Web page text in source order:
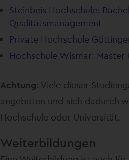
Steinbeis Hochschule:
Qualitätsmanagement
Private Hochschule
Hochschule Wismar:
Achtung: Viele dieser
angeboten und sich dadurch
Hochschule oder Universität.
Weiterbildungen